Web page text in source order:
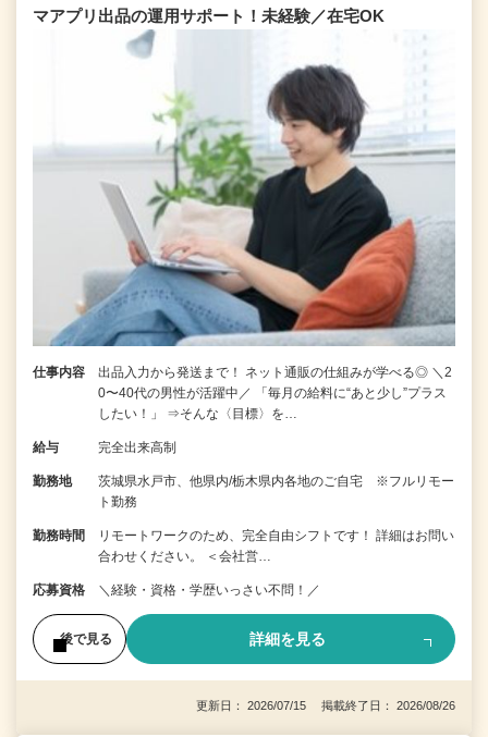
マアプリ出品の運用サポート！未経験／在宅OK
仕事内容
出品入力から発送まで！ ネット通販の仕組みが学べる◎ ＼2
0〜40代の男性が活躍中／ 「毎月の給料に“あと少し”プラス
したい！」 ⇒そんな〈目標〉を…
給与 完全出来高制
勤務地
茨城県水戸市、他県内/栃木県内各地のご自宅 ※フルリモー
ト勤務
勤務時間
リモートワークのため、完全自由シフトです！ 詳細はお問い
合わせください。 ＜会社営…
応募資格 ＼経験・資格・学歴いっさい不問！／
後で見る 詳細を見る
更新日： 2026/07/15 掲載終了日： 2026/08/26